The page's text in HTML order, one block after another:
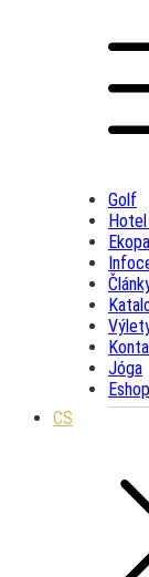
Golf
Jóga
Eshop
CS